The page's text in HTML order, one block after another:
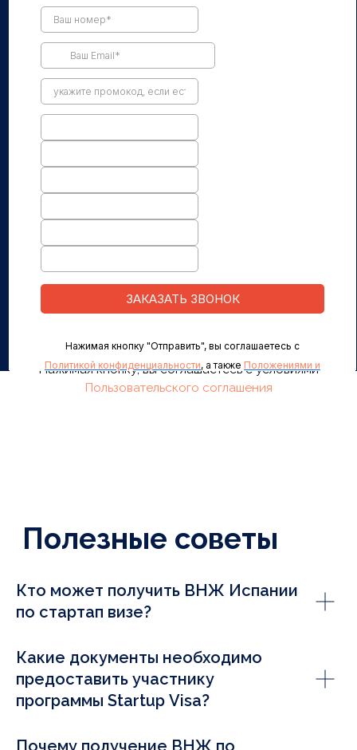
Кто может получить ВНЖ Испании
по стартап визе?
Какие документы необходимо
предоставить участнику
программы Startup Visa?
Почему получение ВНЖ по